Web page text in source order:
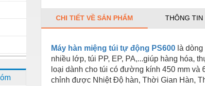
CHI TIẾT VỀ SẢN PHẨM THÔNG TIN
Máy hàn miệng túi tự động PS600 là
nhiều lớp, túi PP, EP, PA,...giúp hàng hóa,
loại dành cho túi có đường kính 450 mm và
chỉnh được Nhiệt Độ hàn, Thời Gian Hàn,